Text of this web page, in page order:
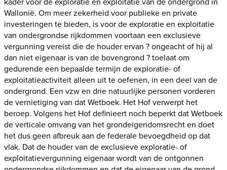
Wallonië. Om meer zekerheid voor publieke en private
investeringen te bieden, is voor de exploratie en exploitatie
van ondergrondse rijkdommen voortaan een exclusieve
vergunning vereist die de houder ervan ? ongeacht of hij al
dan niet eigenaar is van de bovengrond ? toelaat om
gedurende een bepaalde termijn de exploratie- of
exploitatieactiviteit alleen uit te oefenen, in een deel van de
ondergrond. Een vzw en drie natuurlijke personen vorderen
de vernietiging van dat Wetboek. Het Hof verwerpt het
beroep. Volgens het Hof definieert noch beperkt dat Wetboek
de verticale omvang van het grondeigendomsrecht en doet
het dus geen afbreuk aan de federale bevoegdheid op dat
vlak. Dat de houder van de exclusieve exploratie- of
exploitatievergunning eigenaar wordt van de ontgonnen